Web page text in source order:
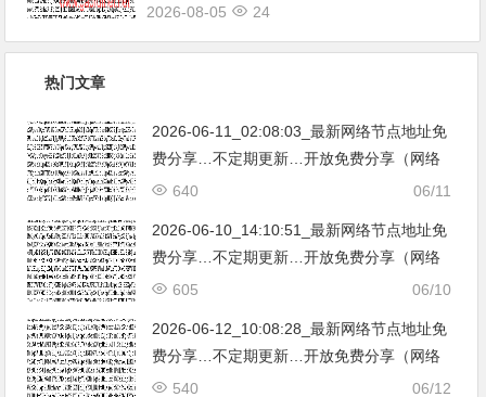
2026-08-05 24
热门文章
2026-06-11_02:08:03_最新网络节点地址免
费分享…不定期更新…开放免费分享（网络
免费节点香港|日本|韩国|新加坡|台湾|马来西
06/11
640
2026-06-10_14:10:51_最新网络节点地址免
费分享…不定期更新…开放免费分享（网络
免费节点香港|日本|韩国|新加坡|台湾|马来西
06/10
605
2026-06-12_10:08:28_最新网络节点地址免
费分享…不定期更新…开放免费分享（网络
免费节点香港|日本|韩国|新加坡|台湾|马来西
06/12
540